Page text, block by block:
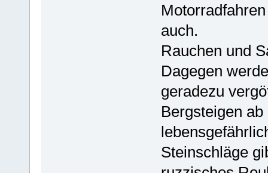
auch.
Rauchen und
Dagegen
geradezu
Bergsteigen
Steinschläge